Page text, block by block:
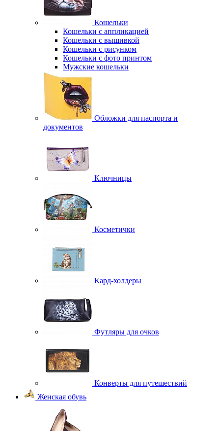
Кошельки
Кошельки с аппликацией
Кошельки с вышивкой
Кошельки с рисунком
Кошельки с фото принтом
Мужские кошельки
Обложки для паспорта и
документов
Ключницы
Косметички
Кард-холдеры
Футляры для очков
Конверты для путешествий
Женская обувь